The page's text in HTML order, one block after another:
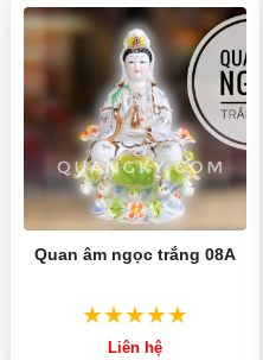
Quan âm ngọc trắng 08A
Liên hệ